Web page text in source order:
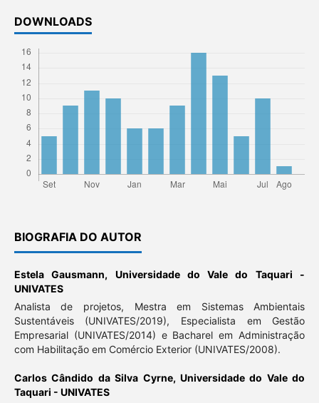
DOWNLOADS
BIOGRAFIA DO AUTOR
Estela Gausmann, Universidade do Vale do Taquari -
UNIVATES
Analista de projetos, Mestra em Sistemas Ambientais
Sustentáveis (UNIVATES/2019), Especialista em Gestão
Empresarial (UNIVATES/2014) e Bacharel em Administração
com Habilitação em Comércio Exterior (UNIVATES/2008).
Carlos Cândido da Silva Cyrne, Universidade do Vale do
Taquari - UNIVATES